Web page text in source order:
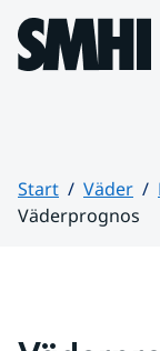
Hoppa till sidans
Start Väder
Väderprognos